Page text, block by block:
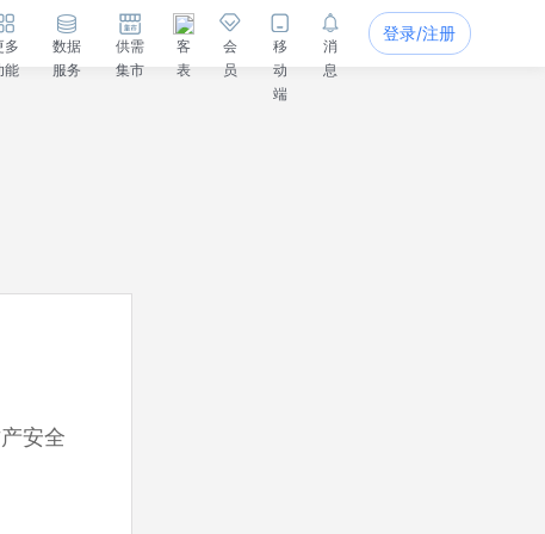
多
能
数据
服务
供需
集市
客
表
会
员
移
动
端
消
息
登录/注册
安全